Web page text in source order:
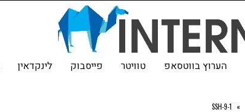
הערוץ בווטסאפ טוויטר פייסבוק לינקדאין
»
SSH-9-1